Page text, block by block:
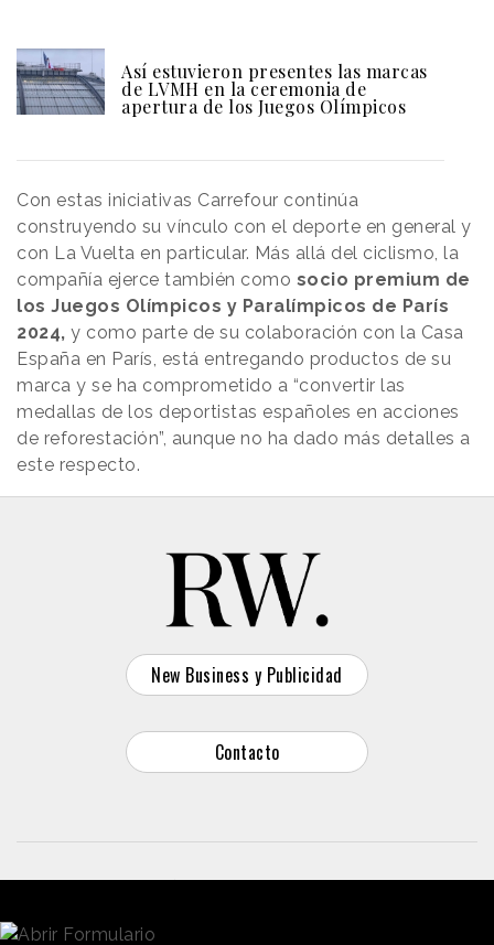
Así estuvieron presentes las marcas
de LVMH en la ceremonia de
apertura de los Juegos Olímpicos
Con estas iniciativas Carrefour continúa
construyendo su vínculo con el deporte en general y
con La Vuelta en particular. Más allá del ciclismo, la
compañía ejerce también como socio premium de
los Juegos Olímpicos y Paralímpicos de París
2024, y como parte de su colaboración con la Casa
España en París, está entregando productos de su
marca y se ha comprometido a “convertir las
medallas de los deportistas españoles en acciones
de reforestación”, aunque no ha dado más detalles a
este respecto.
New Business y Publicidad
Contacto
© 2026 Reason Why
Dirección: Calle Antonio Pirala 29. Madrid, 28017